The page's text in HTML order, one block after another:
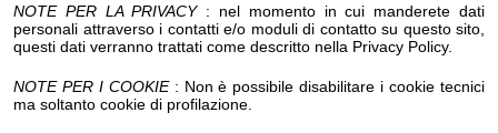
NOTE PER LA PRIVACY: nel momento in cui manderete dati
personali attraverso i contatti e/o moduli di contatto su questo sito,
questi dati verranno trattati come descritto nella Privacy Policy.
NOTE PER I COOKIE: Non è possibile disabilitare i cookie tecnici
ma soltanto cookie di profilazione.
📅 Data: Domenica 19 Aprile
📍 Luogo: Parcheggio Coperto – Lungomare Argentina,